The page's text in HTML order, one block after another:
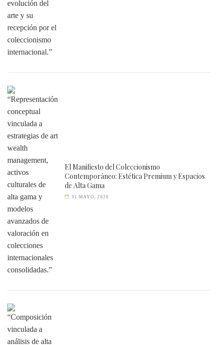
El Manifiesto del Coleccionismo
Contemporáneo: Estética Premium y Espacios
de Alta Gama
31 MAYO, 2026